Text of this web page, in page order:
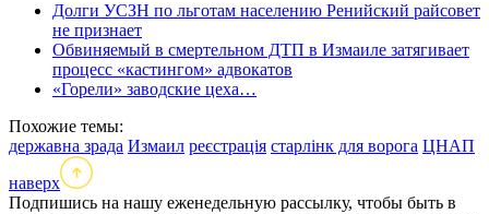
Долги УСЗН по льготам населению Ренийский райсовет
не признает
Обвиняемый в смертельном ДТП в Измаиле затягивает
процесс «кастингом» адвокатов
«Горели» заводские цеха…
Похожие темы:
державна зрада Измаил реєстрація старлінк для ворога ЦНАП
наверх
Подпишись на нашу еженедельную рассылку, чтобы быть в